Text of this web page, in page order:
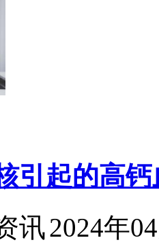
引起的高
讯2024年